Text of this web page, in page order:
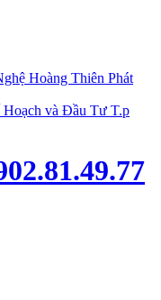
Hoàng Thiên Phát
và Đầu Tư T.p